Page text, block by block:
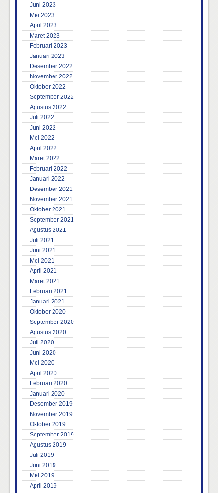
Juni 2023
Mei 2023
April 2023
Maret 2023
Februari 2023
Januari 2023
Desember 2022
November 2022
Oktober 2022
September 2022
Agustus 2022
Juli 2022
Juni 2022
Mei 2022
April 2022
Maret 2022
Februari 2022
Januari 2022
Desember 2021
November 2021
Oktober 2021
September 2021
Agustus 2021
Juli 2021
Juni 2021
Mei 2021
April 2021
Maret 2021
Februari 2021
Januari 2021
Oktober 2020
September 2020
Agustus 2020
Juli 2020
Juni 2020
Mei 2020
April 2020
Februari 2020
Januari 2020
Desember 2019
November 2019
Oktober 2019
September 2019
Agustus 2019
Juli 2019
Juni 2019
Mei 2019
April 2019